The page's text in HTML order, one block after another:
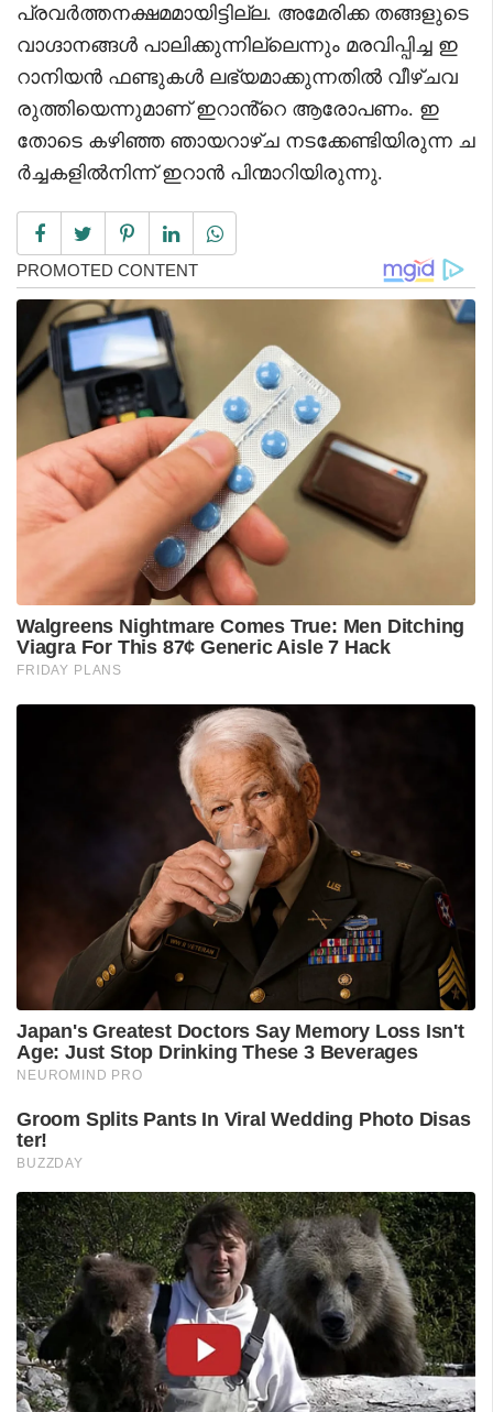
പ്രവർത്തനക്ഷമമായിട്ടില്ല. അമേരിക്ക തങ്ങളുടെ
വാഗ്ദാനങ്ങൾ പാലിക്കുന്നില്ലെന്നും മരവിപ്പിച്ച ഇ
റാനിയൻ ഫണ്ടുകൾ ലഭ്യമാക്കുന്നതിൽ വീഴ്ചവ
രുത്തിയെന്നുമാണ് ഇറാൻ്റെ ആരോപണം. ഇ
തോടെ കഴിഞ്ഞ ഞായറാഴ്ച നടക്കേണ്ടിയിരുന്ന ച
ർച്ചകളിൽനിന്ന് ഇറാൻ പിന്മാറിയിരുന്നു.